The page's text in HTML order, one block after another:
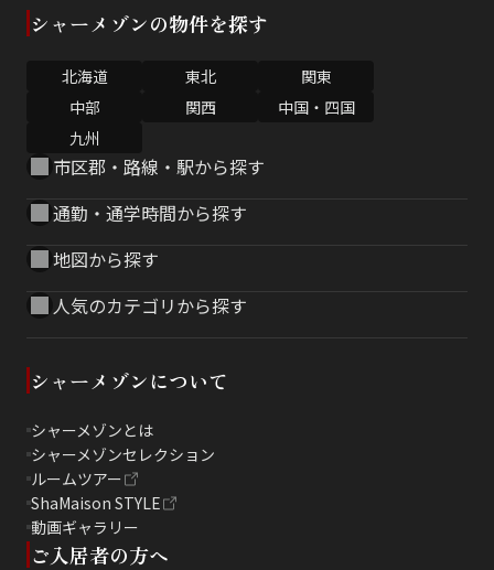
シャーメゾンの物件を探す
北海道 東北
関東
中部
関西
中国・四国
九州
市区郡・路線・駅から探す
通勤・通学時間から探す
地図から探す
人気のカテゴリから探す
シャーメゾンについて
シャーメゾンとは
シャーメゾンセレクション
ルームツアー
ShaMaison STYLE
動画ギャラリー
ご入居者の方へ